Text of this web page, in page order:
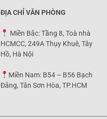
ĐỊA CHỈ VĂN PHÒNG
Miền Bắc: Tầng 8, Toà nhà
HCMCC, 249A Thụy Khuê, Tây
Hồ, Hà Nội
Miền Nam: B54 – B56 Bạch
Đằng, Tân Sơn Hòa, TP.HCM